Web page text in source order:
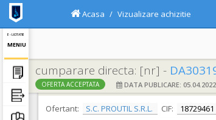
E - LICITATIE
MENIU
Acasa Vizualizare achizitie
cumparare directa: [nr] -
OFERTA ACCEPTATA DATA PUBLICARE:
DATE IDENTIFICARE OFERTANT
Ofertant:
S.C. PROUTIL S.R.L. CIF:
18729461